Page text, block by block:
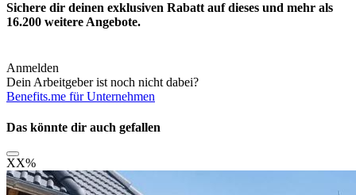
Sichere dir deinen exklusiven Rabatt auf dieses und mehr als
16.200 weitere Angebote.
Anmelden
Dein Arbeitgeber ist noch nicht dabei?
Benefits.me für Unternehmen
Das könnte dir auch gefallen
XX%